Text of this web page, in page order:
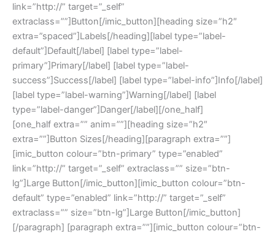
link=”http://” target=”_self”
extraclass=””]Button[/imic_button][heading size=”h2″
extra=”spaced”]Labels[/heading][label type=”label-
default”]Default[/label] [label type=”label-
primary”]Primary[/label] [label type=”label-
success”]Success[/label] [label type=”label-info”]Info[/label]
[label type=”label-warning”]Warning[/label] [label
type=”label-danger”]Danger[/label][/one_half]
[one_half extra=”” anim=””][heading size=”h2″
extra=””]Button Sizes[/heading][paragraph extra=””]
[imic_button colour=”btn-primary” type=”enabled”
link=”http://” target=”_self” extraclass=”” size=”btn-
lg”]Large Button[/imic_button][imic_button colour=”btn-
default” type=”enabled” link=”http://” target=”_self”
extraclass=”” size=”btn-lg”]Large Button[/imic_button]
[/paragraph] [paragraph extra=””][imic_button colour=”btn-